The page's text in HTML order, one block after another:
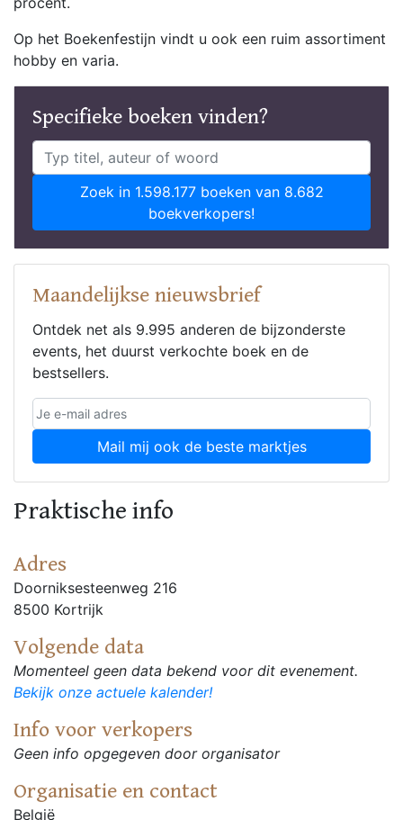
Op het Boekenfestijn vindt u ook een ruim assortiment
hobby en varia.
Specifieke boeken vinden?
Zoek in 1.598.177 boeken van 8.682
boekverkopers!
Maandelijkse nieuwsbrief
Ontdek net als 9.995 anderen de bijzonderste
events, het duurst verkochte boek en de
bestsellers.
Mail mij ook de beste marktjes
Praktische info
Adres
Doorniksesteenweg 216
8500 Kortrijk
Volgende data
Momenteel geen data bekend voor dit evenement.
Bekijk onze actuele kalender!
Info voor verkopers
Geen info opgegeven door organisator
Organisatie en contact
België